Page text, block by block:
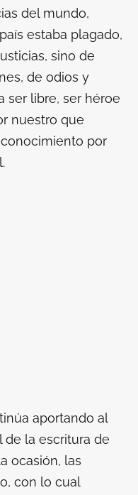
del mundo,
estaba plagado,
sino de
de odios y
ser libre, ser héroe
nuestro que
por
aportando al
de la escritura de
ocasión, las
, con lo cual